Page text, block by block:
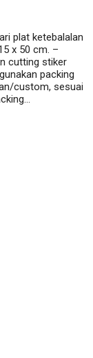
plat ketebalalan
x 50 cm. –
cutting stiker
packing
custom, sesuai